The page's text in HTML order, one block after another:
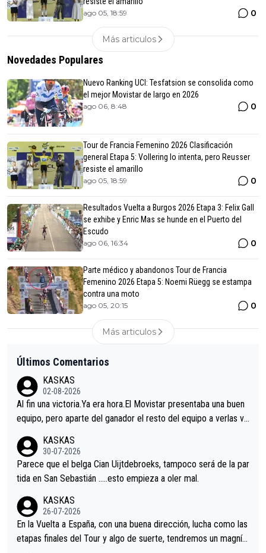
ago 05, 18:59 0
Más articulos
Novedades Populares
Nuevo Ranking UCI: Tesfatsion se consolida como
el mejor Movistar de largo en 2026
ago 06, 8:48 0
Tour de Francia Femenino 2026 Clasificación
general Etapa 5: Vollering lo intenta, pero Reusser
resiste el amarillo
ago 05, 18:59 0
Resultados Vuelta a Burgos 2026 Etapa 3: Felix Gall
se exhibe y Enric Mas se hunde en el Puerto del
Escudo
ago 06, 16:34 0
Parte médico y abandonos Tour de Francia
Femenino 2026 Etapa 5: Noemi Rüegg se estampa
contra una moto
ago 05, 20:15 0
Más articulos
Últimos Comentarios
KASKAS
02-08-2026
Al fin una victoria.Ya era hora.El Movistar presentaba una buen
equipo, pero aparte del ganador el resto del equipo a verlas ve
s.La única buena noticia es la mejoría de Enric Más en San Seb
astian.Si en la Vuelta a Burgos sigue la mejoría, podríamos ten
er alguna sorpresa en la Vuelta.Ojalá.
KASKAS
30-07-2026
Parece que el belga Cian Uijtdebroeks, tampoco será de la par
tida en San Sebastián …..esto empieza a oler mal.
KASKAS
26-07-2026
En la Vuelta a España, con una buena dirección, lucha como las
etapas finales del Tour y algo de suerte, tendremos un magnífi